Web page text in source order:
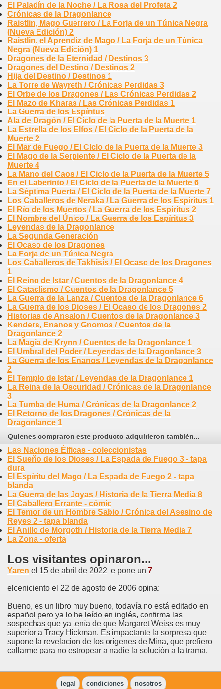
El Paladín de la Noche / La Rosa del Profeta 2
Crónicas de la Dragonlance
Raistlin, Mago Guerrero / La Forja de un Túnica Negra
(Nueva Edición) 2
Raistlin, el Aprendiz de Mago / La Forja de un Túnica
Negra (Nueva Edición) 1
Dragones de la Eternidad / Destinos 3
Dragones del Destino / Destinos 2
Hija del Destino / Destinos 1
La Torre de Wayreth / Crónicas Perdidas 3
El Orbe de los Dragones / Las Crónicas Perdidas 2
El Mazo de Kharas / Las Crónicas Perdidas 1
La Guerra de los Espíritus
Ala de Dragón / El Ciclo de la Puerta de la Muerte 1
La Estrella de los Elfos / El Ciclo de la Puerta de la
Muerte 2
El Mar de Fuego / El Ciclo de la Puerta de la Muerte 3
El Mago de la Serpiente / El Ciclo de la Puerta de la
Muerte 4
La Mano del Caos / El Ciclo de la Puerta de la Muerte 5
En el Laberinto / El Ciclo de la Puerta de la Muerte 6
La Séptima Puerta / El Ciclo de la Puerta de la Muerte 7
Los Caballeros de Neraka / La Guerra de los Espíritus 1
El Río de los Muertos / La Guerra de los Espíritus 2
El Nombre del Único / La Guerra de los Espíritus 3
Leyendas de la Dragonlance
La Segunda Generación
El Ocaso de los Dragones
La Forja de un Túnica Negra
Los Caballeros de Takhisis / El Ocaso de los Dragones
1
El Reino de Istar / Cuentos de la Dragonlance 4
El Cataclismo / Cuentos de la Dragonlance 5
La Guerra de la Lanza / Cuentos de la Dragonlance 6
La Guerra de los Dioses / El Ocaso de los Dragones 2
Historias de Ansalon / Cuentos de la Dragonlance 3
Kenders, Enanos y Gnomos / Cuentos de la
Dragonlance 2
La Magia de Krynn / Cuentos de la Dragonlance 1
El Umbral del Poder / Leyendas de la Dragonlance 3
La Guerra de los Enanos / Leyendas de la Dragonlance
2
El Templo de Istar / Leyendas de la Dragonlance 1
La Reina de la Oscuridad / Crónicas de la Dragonlance
3
La Tumba de Huma / Crónicas de la Dragonlance 2
El Retorno de los Dragones / Crónicas de la
Dragonlance 1
Quienes compraron este producto adquirieron también...
Las Naciones Élficas - coleccionistas
El Sueño de los Dioses / La Espada de Fuego 3 - tapa
dura
El Espíritu del Mago / La Espada de Fuego 2 - tapa
blanda
La Guerra de las Joyas / Historia de la Tierra Media 8
El Caballero Errante - cómic
El Temor de un Hombre Sabio / Crónica del Asesino de
Reyes 2 - tapa blanda
El Anillo de Morgoth / Historia de la Tierra Media 7
La Zona - oferta
Los visitantes opinaron...
Yaren el 15 de abril de 2022 le pone un 7
elceniciento el 22 de agosto de 2006 opina:
Bueno, es un libro muy bueno, todavía no está editado en
español pero ya lo he leído en inglés, confirma las
sospechas que ya tenía de que Margaret Weiss es muy
superior a Tracy Hickman. Es impactante la sorpresa que
supone la revelación de los orígenes de Mina, que prefiero
callarme para no estropear a nadie la solución a la trama.
legal condiciones nosotros